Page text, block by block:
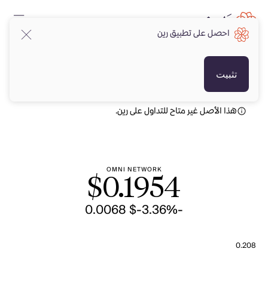
هذا الأصل غير متاح للتداول على رين.
OMNI NETWORK
$0.1954
-3.36%
-$ 0.0068
0.208
احصل على تطبيق رين
تثبيت